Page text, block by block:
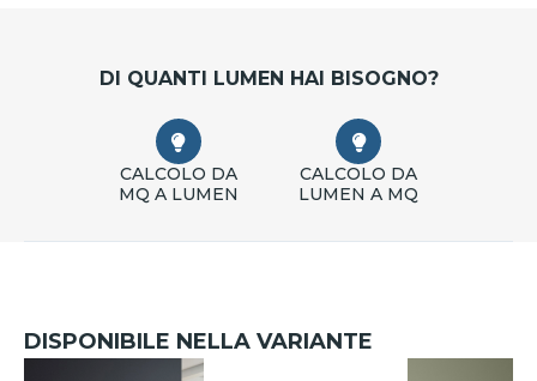
DI QUANTI LUMEN HAI BISOGNO?
CALCOLO DA
MQ A LUMEN
CALCOLO DA
LUMEN A MQ
DISPONIBILE NELLA VARIANTE